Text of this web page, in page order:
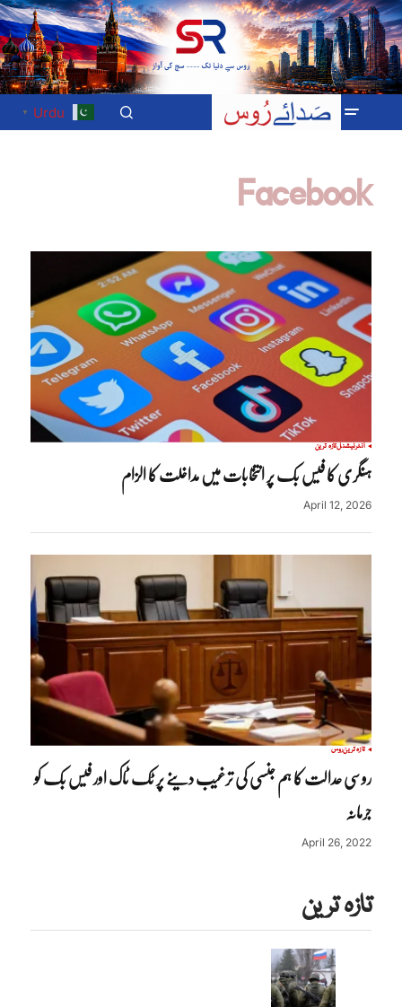
Urdu
▼
Facebook
انٹرنیشنلتازہ ترین
ہنگری کا فیس بک پر انتخابات میں مداخلت کا الزام
April 12, 2026
تازہ ترینروس
روسی عدالت کا ہم جنسی کی ترغیب دینے پر ٹک ٹاک اور فیس بک کو
جرمانہ
April 26, 2022
تازہ ترین